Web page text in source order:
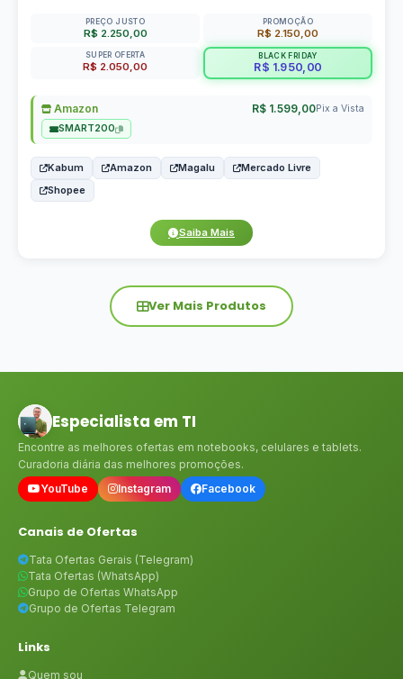
PREÇO JUSTO
R$ 2.250,00
PROMOÇÃO
R$ 2.150,00
SUPER OFERTA
R$ 2.050,00
BLACK FRIDAY
R$ 1.950,00
Amazon R$ 1.599,00Pix a Vista
SMART200
Kabum Amazon Magalu
Mercado Livre
Shopee
Saiba Mais
Ver Mais Produtos
Especialista em TI
Encontre as melhores ofertas em notebooks, celulares e tablets.
Curadoria diária das melhores promoções.
YouTube
Instagram Facebook
Canais de Ofertas
Tata Ofertas Gerais (Telegram)
Tata Ofertas (WhatsApp)
Grupo de Ofertas WhatsApp
Grupo de Ofertas Telegram
Links
Quem sou